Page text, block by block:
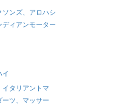
ソンズ、アロハシ
ディアンモーター
イ
イタリアントマ
ーツ、マッサー